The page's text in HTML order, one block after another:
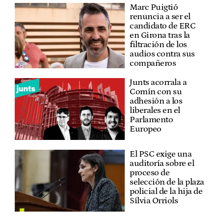
Marc Puigtió
renuncia a ser el
candidato de ERC
en Girona tras la
filtración de los
audios contra sus
compañeros
Junts acorrala a
Comín con su
adhesión a los
liberales en el
Parlamento
Europeo
El PSC exige una
auditoría sobre el
proceso de
selección de la plaza
policial de la hija de
Sílvia Orriols